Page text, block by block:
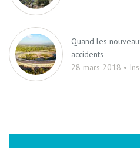
Quand les
accidents
28 mars 2018 •